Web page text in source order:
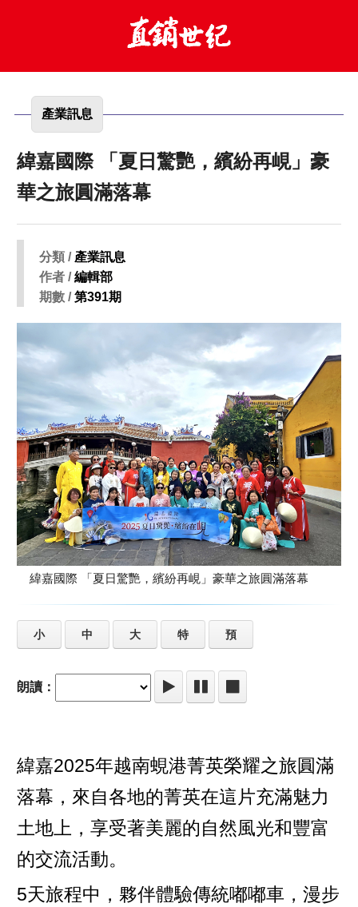
產業訊息
緯嘉國際 「夏日驚艷，繽紛再峴」豪
華之旅圓滿落幕
分類 / 產業訊息
作者 /編輯部
期數 /第391期
緯嘉國際 「夏日驚艷，繽紛再峴」豪華之旅圓滿落幕
小 中 大 特 預
朗讀：
緯嘉2025年越南蜆港菁英榮耀之旅圓滿
落幕，來自各地的菁英在這片充滿魅力
土地上，享受著美麗的自然風光和豐富
的交流活動。
5天旅程中，夥伴體驗傳統嘟嘟車，漫步